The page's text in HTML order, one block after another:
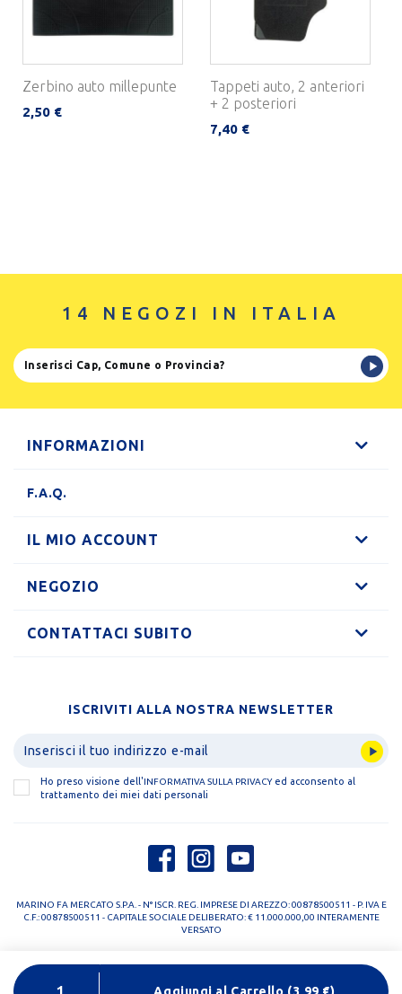
Zerbino auto millepunte
2,50 €
Tappeti auto, 2 anteriori
+ 2 posteriori
7,40 €
14 NEGOZI IN ITALIA
INFORMAZIONI
F.A.Q.
IL MIO ACCOUNT
NEGOZIO
CONTATTACI SUBITO
ISCRIVITI ALLA NOSTRA NEWSLETTER
Ho preso visione dell'INFORMATIVA SULLA PRIVACYed acconsento al
trattamento dei miei dati personali
MARINO FA MERCATO S.P.A. - N° ISCR. REG. IMPRESE DI AREZZO: 00878500511 - P. IVA E
C.F.: 00878500511 - CAPITALE SOCIALE DELIBERATO: € 11.000.000,00 INTERAMENTE
VERSATO
PRIVACY POLICY COOKIE POLICY